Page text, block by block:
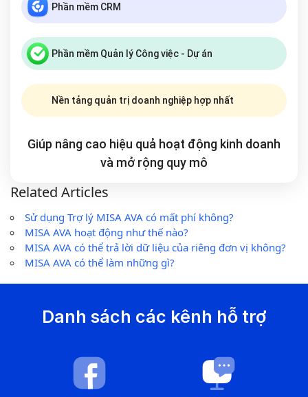
Phần mềm CRM
Phần mềm Quản lý Công việc - Dự án
Nền tảng quản trị doanh nghiệp hợp nhất
Giúp nâng cao hiệu quả hoạt động kinh doanh
và mở rộng quy mô
Related Articles
Sử dụng Trợ lý MISA AVA có mất phí không?
MISA AVA hoạt động như thế nào?
MISA AVA có thể trả lời dữ liệu của riêng đơn vị không?
MISA AVA có thể làm những gì?
Danh sách các kênh hỗ trợ